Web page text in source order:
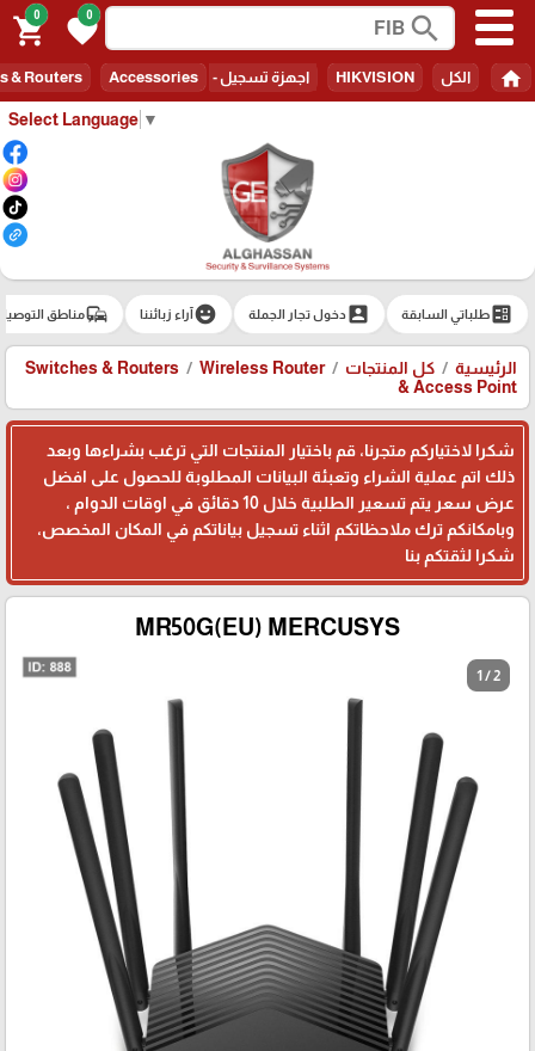
Select Language ▼
search
0
favorite
0
shopping_cart
home الكل HIKVISION اجهزة تسجيل - Recorders & Routers Accessories
ballotطلباتي السابقة account_boxدخول تجار الجملة emoji_emotionsآراء زبائننا commuteمناطق
الرئيسية كل المنتجات Switches & Routers
Wireless Router
& Access Point
شكرا لاختياركم متجرنا، قم باختيار المنتجات التي ترغب بشراءها وبعد
ذلك اتم عملية الشراء وتعبئة البيانات المطلوبة للحصول على افضل
عرض سعر يتم تسعير الطلبية خلال 10 دقائق في اوقات الدوام ،
وبامكانكم ترك ملاحظاتكم اثناء تسجيل بياناتكم في المكان المخصص،
شكرا لثقتكم بنا
MR50G(EU) MERCUSYS
1 / 2